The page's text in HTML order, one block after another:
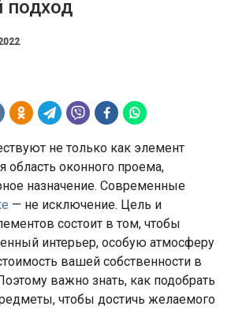
подход
не только как элемент
область оконного проема,
назначение. Современные
— не исключение. Цель и
состоит в том, чтобы
интерьер, особую атмосферу
вашей собственности в
важно знать, как подобрать
чтобы достичь желаемого